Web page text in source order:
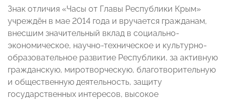
Знак отличия «Часы от Главы Республики Крым»
учреждён в мае 2014 года и вручается гражданам,
внесшим значительный вклад в социально-
экономическое, научно-техническое и культурно-
образовательное развитие Республики, за активную
гражданскую, миротворческую, благотворительную
и общественную деятельность, защиту
государственных интересов, высокое